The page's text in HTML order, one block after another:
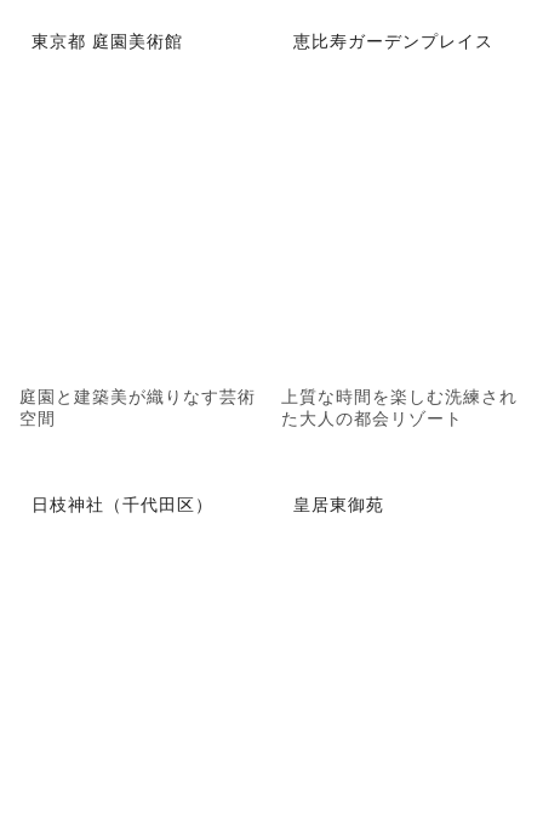
東京都 庭園美術館
庭園と建築美が織りなす芸術
空間
恵比寿ガーデンプレイス
上質な時間を楽しむ洗練され
た大人の都会リゾート
日枝神社（千代田区） 皇居東御苑